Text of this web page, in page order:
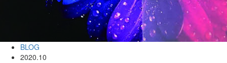
BLOG
2020.10